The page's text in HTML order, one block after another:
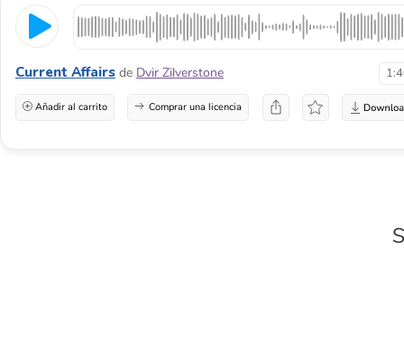
Current Affairs de Dvir Zilverstone
Añadir al carrito Comprar una licencia